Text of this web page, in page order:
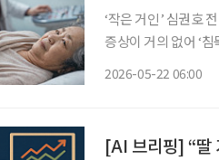
‘작은 거인’ 심권호
증상이 거의 없어 ‘
2026-05-22 06:00
[AI 브리핑] “딸